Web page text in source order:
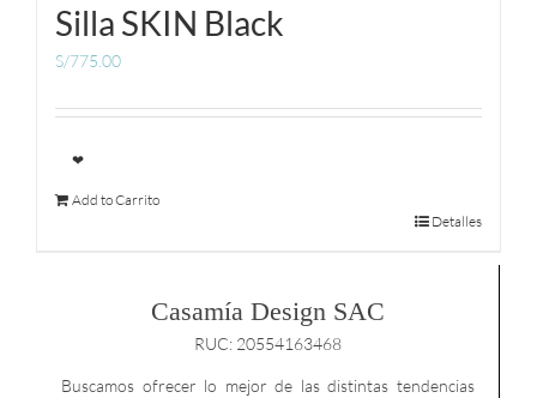
Silla SKIN Black
S/775.00
❤
Add to Carrito
Detalles
Casamía Design SAC
RUC: 20554163468
Buscamos ofrecer lo mejor de las distintas tendencias